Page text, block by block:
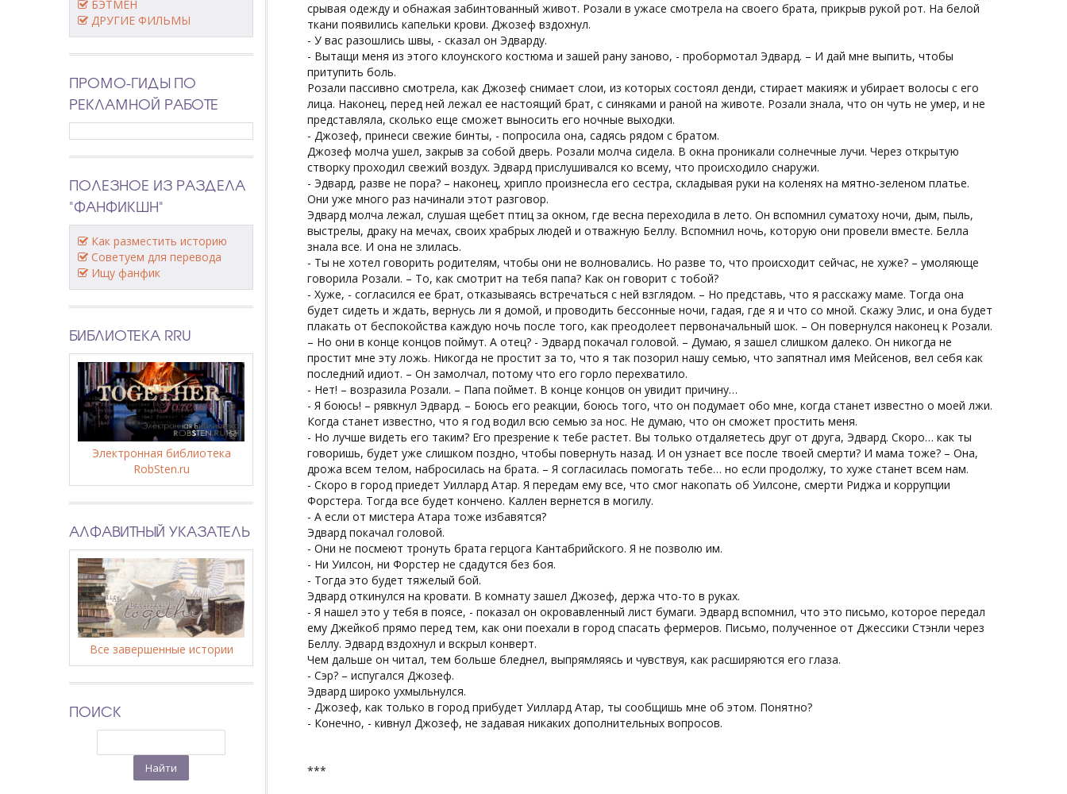
срывая одежду и обнажая забинтованный живот. Розали в ужасе смотрела на своего брата, прикрыв рукой рот. На белой
ткани появились капельки крови. Джозеф вздохнул.
- У вас разошлись швы, - сказал он Эдварду.
- Вытащи меня из этого клоунского костюма и зашей рану заново, - пробормотал Эдвард. – И дай мне выпить, чтобы
притупить боль.
Розали пассивно смотрела, как Джозеф снимает слои, из которых состоял денди, стирает макияж и убирает волосы с его
лица. Наконец, перед ней лежал ее настоящий брат, с синяками и раной на животе. Розали знала, что он чуть не умер, и не
представляла, сколько еще сможет выносить его ночные выходки.
- Джозеф, принеси свежие бинты, - попросила она, садясь рядом с братом.
Джозеф молча ушел, закрыв за собой дверь. Розали молча сидела. В окна проникали солнечные лучи. Через открытую
створку проходил свежий воздух. Эдвард прислушивался ко всему, что происходило снаружи.
- Эдвард, разве не пора? – наконец, хрипло произнесла его сестра, складывая руки на коленях на мятно-зеленом платье.
Они уже много раз начинали этот разговор.
Эдвард молча лежал, слушая щебет птиц за окном, где весна переходила в лето. Он вспомнил суматоху ночи, дым, пыль,
выстрелы, драку на мечах, своих храбрых людей и отважную Беллу. Вспомнил ночь, которую они провели вместе. Белла
знала все. И она не злилась.
- Ты не хотел говорить родителям, чтобы они не волновались. Но разве то, что происходит сейчас, не хуже? – умоляюще
говорила Розали. – То, как смотрит на тебя папа? Как он говорит с тобой?
- Хуже, - согласился ее брат, отказываясь встречаться с ней взглядом. – Но представь, что я расскажу маме. Тогда она
будет сидеть и ждать, вернусь ли я домой, и проводить бессонные ночи, гадая, где я и что со мной. Скажу Элис, и она будет
плакать от беспокойства каждую ночь после того, как преодолеет первоначальный шок. – Он повернулся наконец к Розали.
– Но они в конце концов поймут. А отец? - Эдвард покачал головой. – Думаю, я зашел слишком далеко. Он никогда не
простит мне эту ложь. Никогда не простит за то, что я так позорил нашу семью, что запятнал имя Мейсенов, вел себя как
последний идиот. – Он замолчал, потому что его горло перехватило.
- Нет! – возразила Розали. – Папа поймет. В конце концов он увидит причину…
- Я боюсь! – рявкнул Эдвард. – Боюсь его реакции, боюсь того, что он подумает обо мне, когда станет известно о моей лжи.
Когда станет известно, что я год водил всю семью за нос. Не думаю, что он сможет простить меня.
- Но лучше видеть его таким? Его презрение к тебе растет. Вы только отдаляетесь друг от друга, Эдвард. Скоро… как ты
говоришь, будет уже слишком поздно, чтобы повернуть назад. И он узнает все после твоей смерти? И мама тоже? – Она,
дрожа всем телом, набросилась на брата. – Я согласилась помогать тебе… но если продолжу, то хуже станет всем нам.
- Скоро в город приедет Уиллард Атар. Я передам ему все, что смог накопать об Уилсоне, смерти Риджа и коррупции
Форстера. Тогда все будет кончено. Каллен вернется в могилу.
- А если от мистера Атара тоже избавятся?
Эдвард покачал головой.
- Они не посмеют тронуть брата герцога Кантабрийского. Я не позволю им.
- Ни Уилсон, ни Форстер не сдадутся без боя.
- Тогда это будет тяжелый бой.
Эдвард откинулся на кровати. В комнату зашел Джозеф, держа что-то в руках.
- Я нашел это у тебя в поясе, - показал он окровавленный лист бумаги. Эдвард вспомнил, что это письмо, которое передал
ему Джейкоб прямо перед тем, как они поехали в город спасать фермеров. Письмо, полученное от Джессики Стэнли через
Беллу. Эдвард вздохнул и вскрыл конверт.
Чем дальше он читал, тем больше бледнел, выпрямляясь и чувствуя, как расширяются его глаза.
- Сэр? – испугался Джозеф.
Эдвард широко ухмыльнулся.
- Джозеф, как только в город прибудет Уиллард Атар, ты сообщишь мне об этом. Понятно?
- Конечно, - кивнул Джозеф, не задавая никаких дополнительных вопросов.
***
БЭТМЕН
ДРУГИЕ ФИЛЬМЫ
ПРОМО-ГИДЫ ПО
РЕКЛАМНОЙ РАБОТЕ
ПОЛЕЗНОЕ ИЗ РАЗДЕЛА
"ФАНФИКШН"
Как разместить историю
Советуем для перевода
Ищу фанфик
БИБЛИОТЕКА RRU
Электронная библиотека
RobSten.ru
АЛФАВИТНЫЙ УКАЗАТЕЛЬ
Все завершенные истории
ПОИСК